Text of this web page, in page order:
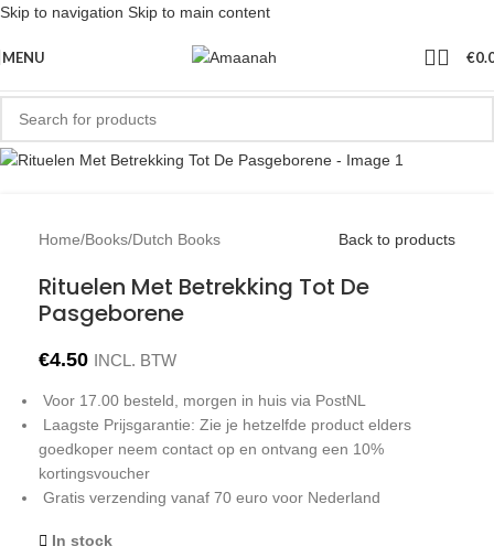
Skip to navigation Skip to main content
MENU €
Home/Books/Dutch Books Back to products
Rituelen Met Betrekking Tot De
Pasgeborene
€4.50 INCL. BTW
Voor 17.00 besteld, morgen in huis via PostNL
Laagste Prijsgarantie: Zie je hetzelfde product elders
goedkoper neem contact op en ontvang een 10%
kortingsvoucher
Gratis verzending vanaf 70 euro voor Nederland
In stock